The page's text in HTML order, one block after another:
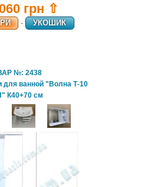
грн ⇧
- УКОШИК
№: 2438
для ванной "Волна Т-10
К40+70 см